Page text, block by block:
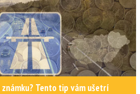
Tento tip vám ušetrí